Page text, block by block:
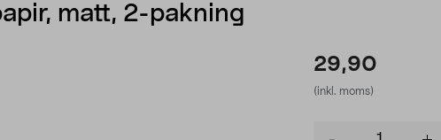
matt, 2-pakning
29,90
(inkl. moms)